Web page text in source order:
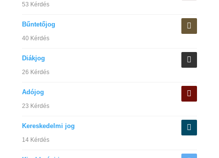
53 Kérdés
Bűntetőjog
40 Kérdés
Diákjog
26 Kérdés
Adójog
23 Kérdés
Kereskedelmi jog
14 Kérdés